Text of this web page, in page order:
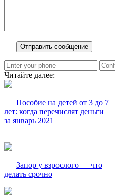
Читайте далее:
Пособие на детей от 3 до 7
лет: когда перечислят деньги
за январь 2021
Запор у взрослого — что
делать срочно